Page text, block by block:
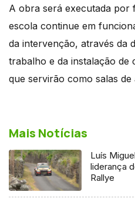
A obra será executada por
escola continue em
da intervenção, através da
trabalho e da instalação
que servirão como salas de
Mais Notícias
Luís
liderança
Rallye